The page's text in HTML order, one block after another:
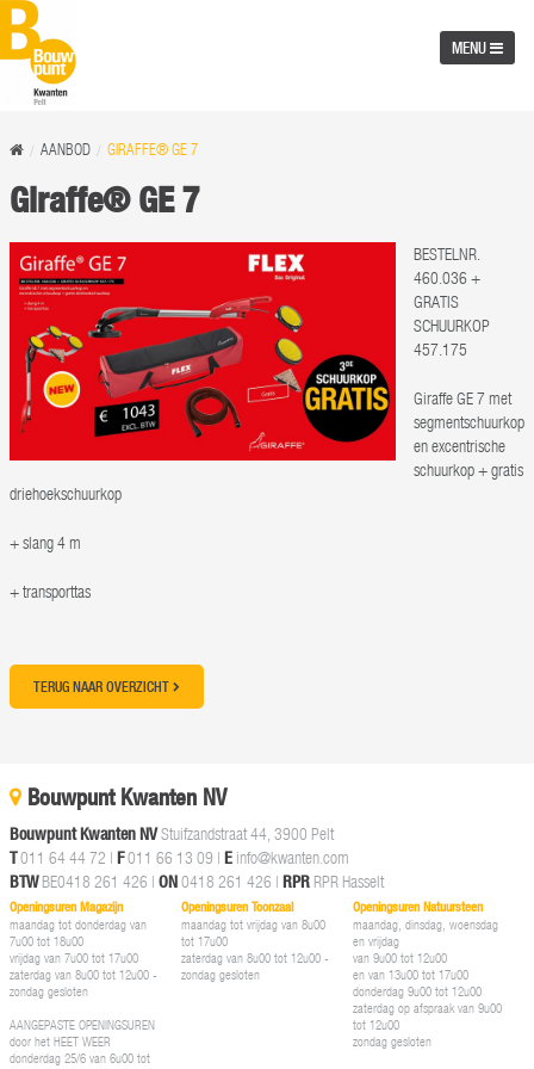
MENU
AANBOD GIRAFFE® GE 7
Giraffe® GE 7
BESTELNR.
460.036 +
GRATIS
SCHUURKOP
457.175
Giraffe GE 7 met
segmentschuurkop
en excentrische
schuurkop + gratis
driehoekschuurkop
+ slang 4 m
+ transporttas
TERUG NAAR OVERZICHT
Bouwpunt Kwanten NV
Bouwpunt Kwanten NVStuifzandstraat 44, 3900 Pelt
T011 64 44 72 | F011 66 13 09 | E info@kwanten.com
BTWBE0418 261 426 | ON0418 261 426 | RPR RPR Hasselt
Openingsuren Magazijn
maandag tot donderdag van
7u00 tot 18u00
vrijdag van 7u00 tot 17u00
zaterdag van 8u00 tot 12u00 -
zondag gesloten
AANGEPASTE OPENINGSUREN
door het HEET WEER
donderdag 25/6 van 6u00 tot
Openingsuren Toonzaal
maandag tot vrijdag van 8u00
tot 17u00
zaterdag van 8u00 tot 12u00 -
zondag gesloten
Openingsuren Natuursteen
maandag, dinsdag, woensdag
en vrijdag
van 9u00 tot 12u00
en van 13u00 tot 17u00
donderdag 9u00 tot 12u00
zaterdag op afspraak van 9u00
tot 12u00
zondag gesloten